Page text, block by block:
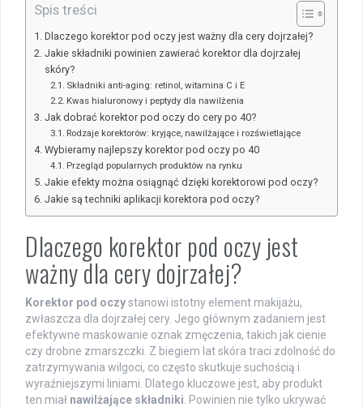
Spis treści
Dlaczego korektor pod oczy jest ważny dla cery dojrzałej?
Jakie składniki powinien zawierać korektor dla dojrzałej
skóry?
Składniki anti-aging: retinol, witamina C i E
Kwas hialuronowy i peptydy dla nawilżenia
Jak dobrać korektor pod oczy do cery po 40?
Rodzaje korektorów: kryjące, nawilżające i rozświetlające
Wybieramy najlepszy korektor pod oczy po 40
Przegląd popularnych produktów na rynku
Jakie efekty można osiągnąć dzięki korektorowi pod oczy?
Jakie są techniki aplikacji korektora pod oczy?
Dlaczego korektor pod oczy jest
ważny dla cery dojrzałej?
Korektor pod oczystanowi istotny element makijażu,
zwłaszcza dla dojrzałej cery. Jego głównym zadaniem jest
efektywne maskowanie oznak zmęczenia, takich jak cienie
czy drobne zmarszczki. Z biegiem lat skóra traci zdolność do
zatrzymywania wilgoci, co często skutkuje suchością i
wyraźniejszymi liniami. Dlatego kluczowe jest, aby produkt
ten miał nawilżające składniki . Powinien nie tylko ukrywać